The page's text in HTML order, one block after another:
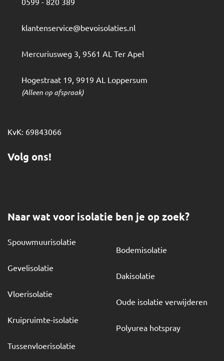
klantenservice@bevoisolaties.nl
Mercuriusweg 3, 9561 AL Ter Apel
Hogestraat 19, 9919 AL Loppersum
(Alleen op afspraak)
KvK: 69843066
Volg ons!
Naar wat voor isolatie ben je op zoek?
Spouwmuurisolatie
Gevelisolatie
Vloerisolatie
Kruipruimte-isolatie
Tussenvloerisolatie
Bodemisolatie
Dakisolatie
Oude isolatie verwijderen
Polyurea hotspray